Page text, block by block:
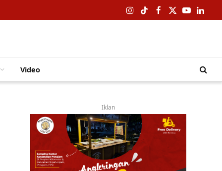
Instagram
TikTokFacebook
X
YouTube
Video
Iklan